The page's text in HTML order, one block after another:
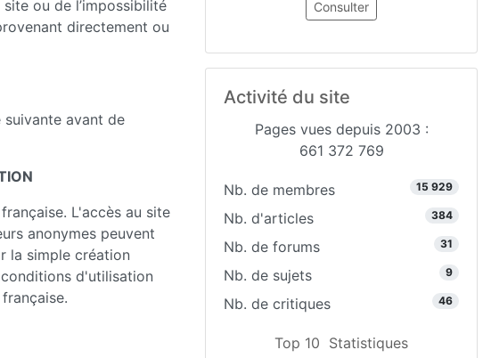
ou de l’impossibilité
directement ou
suivante avant de
L'accès au site
anonymes peuvent
la simple création
d'utilisation
Consulter
Activité du site
Pages vues depuis 2003 :
661 372 769
Nb. de membres 15 929
Nb. d'articles 384
Nb. de forums 31
Nb. de sujets 9
Nb. de critiques 46
Top 10 Statistiques